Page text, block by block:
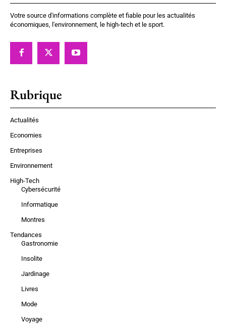
Votre source d'informations complète et fiable pour les actualités
économiques, l'environnement, le high-tech et le sport.
Rubrique
Actualités
Economies
Entreprises
Environnement
High-Tech
Cybersécurité
Informatique
Montres
Tendances
Gastronomie
Insolite
Jardinage
Livres
Mode
Voyage